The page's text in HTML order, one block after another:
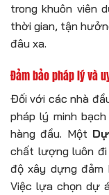
trong khuôn viên
thời gian, tận
đâu xa.
Đảm bảo pháp lý và
Đối với các nhà
pháp lý minh
hàng đầu. Một
chất lượng luôn
độ xây dựng đảm
Việc lựa chọn dự